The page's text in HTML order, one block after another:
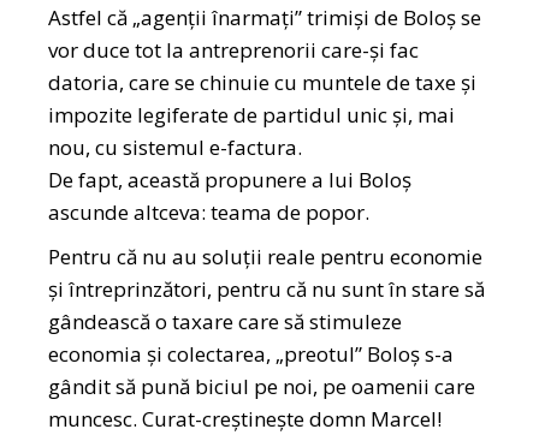
Astfel că „agenții înarmați” trimiși de Boloș se
vor duce tot la antreprenorii care-și fac
datoria, care se chinuie cu muntele de taxe și
impozite legiferate de partidul unic și, mai
nou, cu sistemul e-factura.
De fapt, această propunere a lui Boloș
ascunde altceva: teama de popor.
Pentru că nu au soluții reale pentru economie
și întreprinzători, pentru că nu sunt în stare să
gândească o taxare care să stimuleze
economia și colectarea, „preotul” Boloș s-a
gândit să pună biciul pe noi, pe oamenii care
muncesc. Curat-creștinește domn Marcel!